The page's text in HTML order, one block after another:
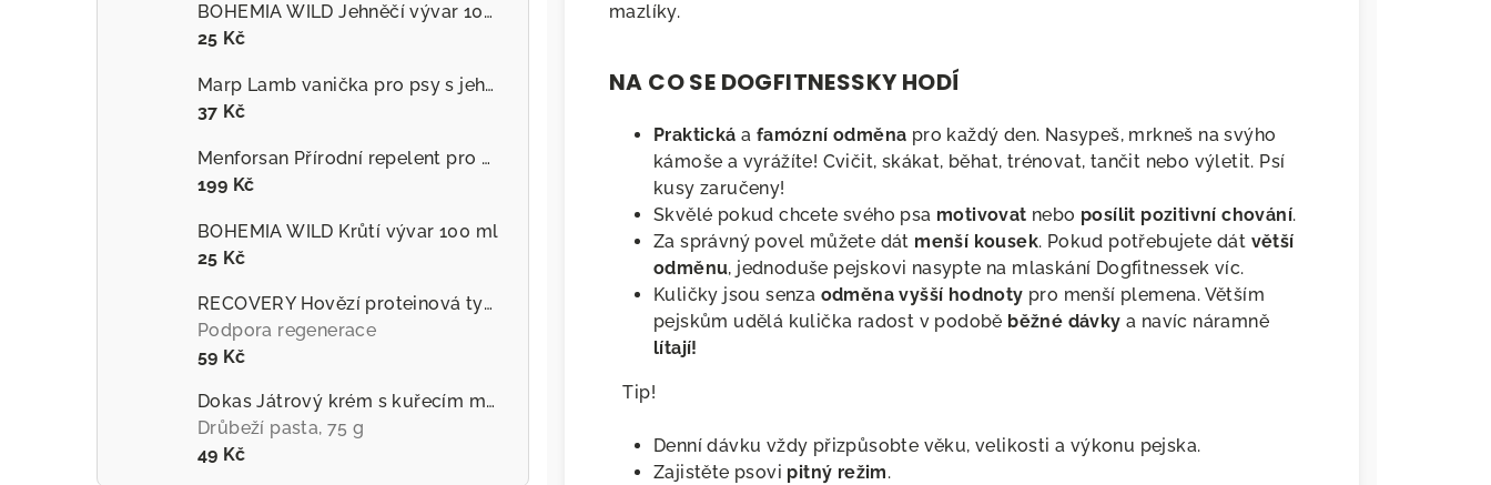
BOHEMIA WILD Jehněčí vývar 100 ml
25 Kč
Marp Lamb vanička pro psy s jehněčím
37 Kč
Menforsan Přírodní repelent pro psy proti hmyzu s extraktem z citronely
199 Kč
BOHEMIA WILD Krůtí vývar 100 ml
25 Kč
RECOVERY Hovězí proteinová tyčinka pro psy
Podpora regenerace
59 Kč
Dokas Játrový krém s kuřecím masem
Drůbeží pasta, 75 g
49 Kč
mazlíky.
NA CO SE DOGFITNESSKY HODÍ
Praktická a famózní odměna pro každý den. Nasypeš, mrkneš na svýho
kámoše a vyrážíte! Cvičit, skákat, běhat, trénovat, tančit nebo výletit. Psí
kusy zaručeny!
Skvělé pokud chcete svého psa motivovat nebo posílit pozitivní chování.
Za správný povel můžete dát menší kousek. Pokud potřebujete dát větší
odměnu, jednoduše pejskovi nasypte na mlaskání Dogfitnessek víc.
Kuličky jsou senza odměna vyšší hodnoty pro menší plemena. Větším
pejskům udělá kulička radost v podobě běžné dávky a navíc náramně
lítají!
⠀Tip!
Denní dávku vždy přizpůsobte věku, velikosti a výkonu pejska.
Zajistěte psovi pitný režim.